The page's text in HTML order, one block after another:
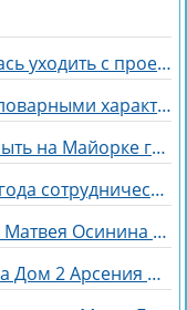
Ивана Михайличенко отказалась уходить с проекта за Алексеем Адеевым
Элина Рахимова возмущена словарными характеристиками со стороны Насти Ромашовой
Кристина Лясковец хочет закрыть на Майорке гештальт
Виктория Бекиева отметила 4 года сотрудничества с Домом 2
Галина Маковская пригласила Матвея Осинина на стендап
Элина Рахимова пригласила на Дом 2 Арсения Колеганова